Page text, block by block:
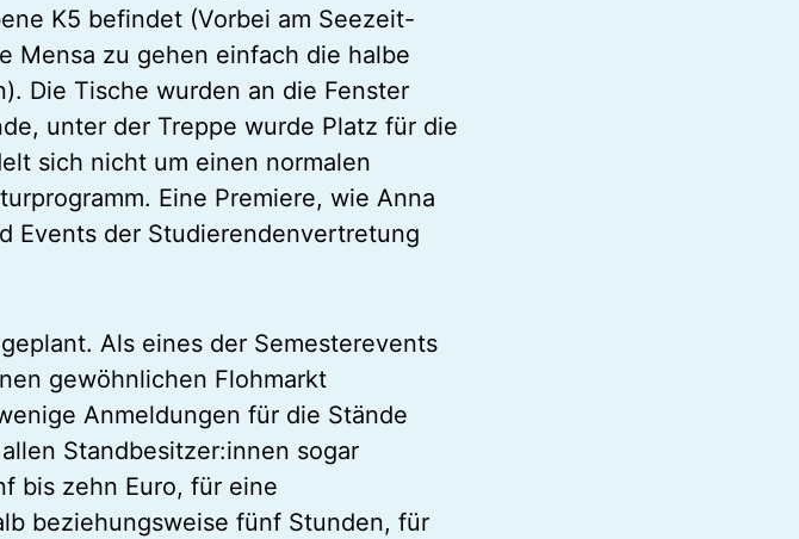
K5 befindet (Vorbei am Seezeit-
Mensa zu gehen einfach die halbe
Die Tische wurden an die Fenster
unter der Treppe wurde Platz für die
sich nicht um einen normalen
Eine Premiere, wie Anna
Events der Studierendenvertretung
Als eines der Semesterevents
gewöhnlichen Flohmarkt
Anmeldungen für die Stände
Standbesitzer:innen sogar
bis zehn Euro, für eine
beziehungsweise fünf Stunden, für